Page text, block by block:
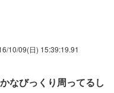
10/09(日) 15:39:19.91
なびっくり周ってるし